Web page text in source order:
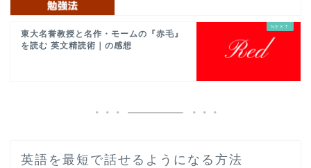
東大名誉教授と名作・モームの『赤毛』
を読む 英文精読術｜の感想
英語を最短で話せるようになる方法